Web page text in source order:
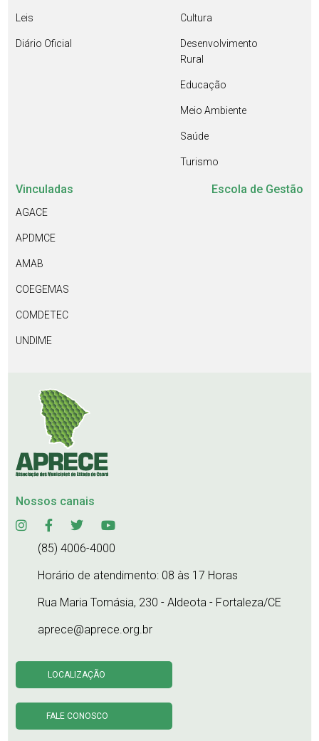
Leis
Diário Oficial
Cultura
Desenvolvimento
Rural
Educação
Meio Ambiente
Saúde
Turismo
Vinculadas
AGACE
APDMCE
AMAB
COEGEMAS
COMDETEC
UNDIME
Escola de Gestão
Nossos canais
(85) 4006-4000
Horário de atendimento: 08 às 17 Horas
Rua Maria Tomásia, 230 - Aldeota - Fortaleza/CE
aprece@aprece.org.br
LOCALIZAÇÃO
FALE CONOSCO